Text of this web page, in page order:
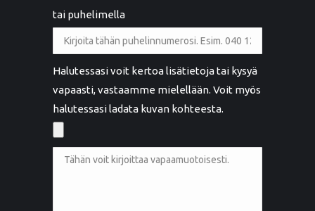
tai puhelimella
Halutessasi voit kertoa lisätietoja tai kysyä
vapaasti, vastaamme mielellään. Voit myös
halutessasi ladata kuvan kohteesta.